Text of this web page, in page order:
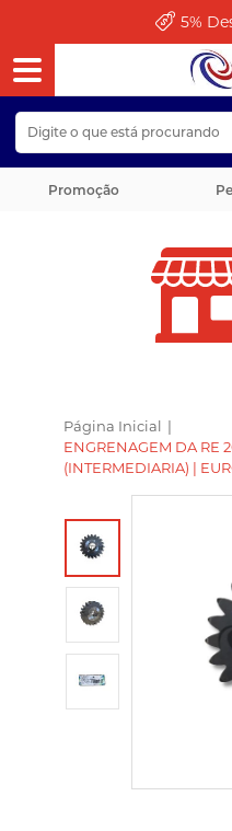
5%
Promoção
Página Inicial |
ENGRENAGEM DA RE
(INTERMEDIARIA) |